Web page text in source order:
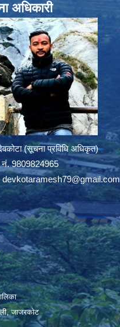
अधिकारी
(सूचना प्रविधि अधिकृत)
न‌ं. 9809824965
devkotaramesh79@gmail.com
जाजरकाेट